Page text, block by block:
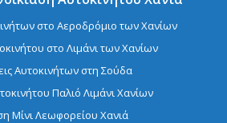
στο Αεροδρόμιο των Χανίων
στο Λιμάνι των Χανίων
Αυτοκινήτων στη Σούδα
Παλιό Λιμάνι Χανίων
Μίνι Λεωφορείου Χανιά